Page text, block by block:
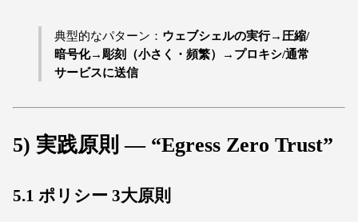
典型的なパターン： ウェブシェルの実行→圧縮/
暗号化→彫刻（小さく・頻繁）→プロキシ/通常
サービスに送信
5) 実践原則 — “Egress Zero Trust”
5.1 ポリシー 3大原則